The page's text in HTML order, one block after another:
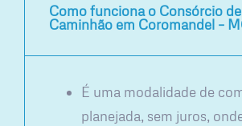
Como funciona o Consórcio de
Caminhão em Coromandel –
É uma modalidade de
planejada, sem juros,